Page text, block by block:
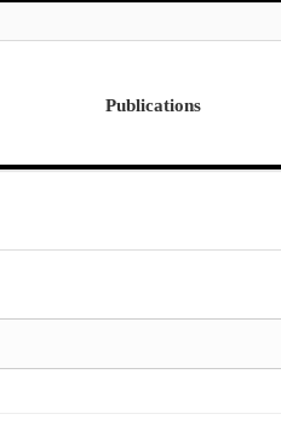
Publications